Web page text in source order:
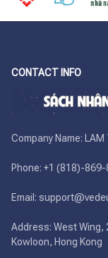
CONTACT INFO
Company Name: LAM
Phone: +1 (818)-
Email:
Address: West Wing,
Kowloon, Hong Kong